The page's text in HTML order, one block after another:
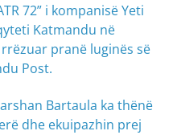
72” i kompanisë Yeti
Katmandu në
pranë luginës së
Post.
Bartaula ka thënë
dhe ekuipazhin prej